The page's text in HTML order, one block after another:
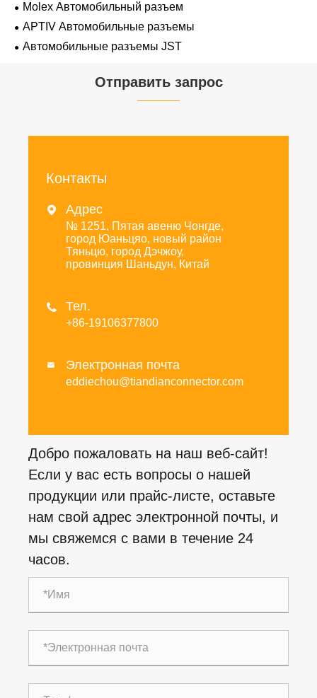
Molex Автомобильный разъем
APTIV Автомобильные разъемы
Автомобильные разъемы JST
Отправить запрос
Контакты
 Адрес
№ 1251, Пятая авеню Чонгде,
город Юаньцяо, новый район
Тяньцю, город Дэчжоу,
провинция Шаньдун, Китай
 Тел.
+86-19106377800
 Электронная почта
eddiechou@tiandianconnector.com
Добро пожаловать на наш веб-сайт!
Если у вас есть вопросы о нашей
продукции или прайс-листе, оставьте
нам свой адрес электронной почты, и
мы свяжемся с вами в течение 24
часов.